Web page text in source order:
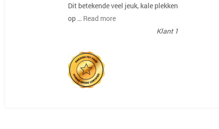
Dit betekende veel jeuk, kale plekken
op … Read more
Klant 1